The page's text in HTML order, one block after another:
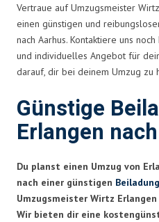
Vertraue auf Umzugsmeister
einen günstigen und
nach Aarhus. Kontaktiere uns
und individuelles Angebot für
darauf, dir bei deinem Umzug zu
Günstige
Erlangen
Du planst einen Umzug von
nach einer günstigen Beiladung
Umzugsmeister Wirtz
Wir bieten dir eine